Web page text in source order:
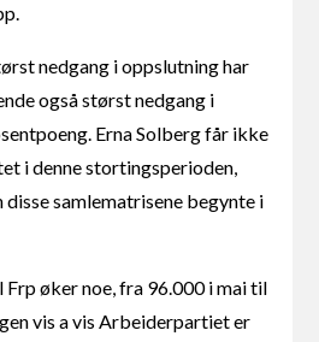
nedgang i oppslutning har
også størst nedgang i
Erna Solberg får ikke
i denne stortingsperioden,
disse samlematrisene begynte i
øker noe, fra 96.000 i mai til
vis a vis Arbeiderpartiet er